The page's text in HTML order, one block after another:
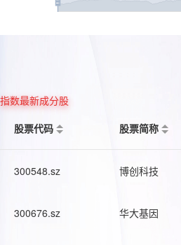
指数最新成分股
股票代码
股票简称
300548.sz 博创科技
300676.sz 华大基因